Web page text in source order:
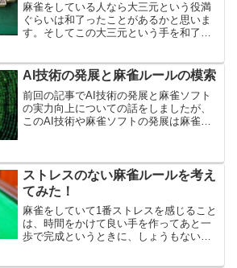
麻雀をしている人なら大三元という役満
ぐらいは和了ったことがあるかと思いま
す。そしてこの大三元という手を和了れ
が出来るときは、大抵、配牌時に三元牌
が5枚以上あるような場合...
AI技術の発展と麻雀ルールの模索
前回の記事でAI技術の発展と麻雀ソフト
の実力向上についての話をしましたが、
このAI技術や麻雀ソフトの発展は麻雀の
度のルール変更にも対...
ストレスのない麻雀ルールを考え
てみた！
麻雀をしていて1番ストレスを感じること
は、時間をかけて良い手を作ってあと一
歩で完成というときに、しょうもない手